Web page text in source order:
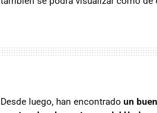
Desde luego, han encontrado un